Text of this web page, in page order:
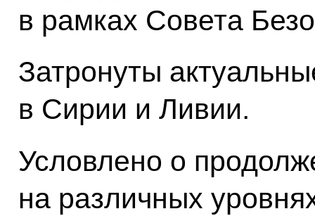
в рамках Совета
Затронуты
в Сирии и Ливии.
Условлено о
на различных